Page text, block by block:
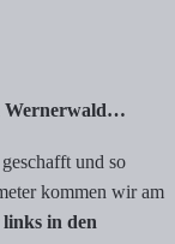
Wernerwald…
und so
kommen wir am
links in den